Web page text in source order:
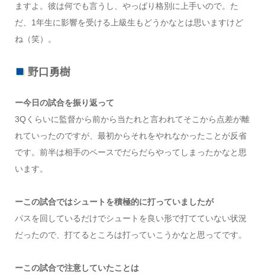
ますよ。彼は何でも言うし、やっぱり格別に上手いので。た
だ、1年生に影響を受ける上級生もどうかなとは思いますけど
ね（笑）。
野口勇樹
ー今日の試合を振り返って
3Qくらいに監督から前から当たれと言われてそこから点差が離
れていったのですが、最初からそれをやれなかったことが反省
です。前半は相手のペースでだらだらやってしまったかなと思
います。
ーこの試合ではシュートを積極的に打っていましたが
パスを回しているだけでシュートを良い形で打てていない状況
だったので、打てるところは打っていこうかなと思ってです。
ーこの試合で注意していたことは